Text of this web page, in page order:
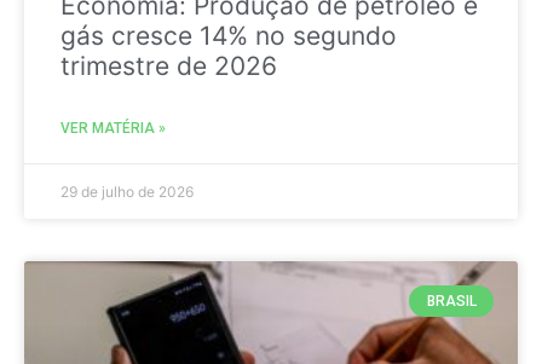
gás cresce 14% no segundo
trimestre de 2026
VER MATÉRIA »
29 de julho de 2026
BRASIL